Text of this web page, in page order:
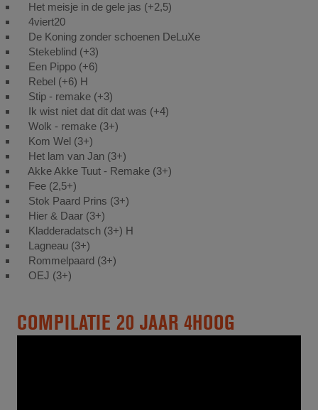
Het meisje in de gele jas (+2,5)
4viert20
De Koning zonder schoenen DeLuXe
Stekeblind (+3)
Een Pippo (+6)
Rebel (+6) H
Stip - remake (+3)
Ik wist niet dat dit dat was (+4)
Wolk - remake (3+)
Kom Wel (3+)
Het lam van Jan (3+)
Akke Akke Tuut - Remake (3+)
Fee (2,5+)
Stok Paard Prins (3+)
Hier & Daar (3+)
Kladderadatsch (3+) H
Lagneau (3+)
Rommelpaard (3+)
OEJ (3+)
COMPILATIE 20 JAAR 4HOOG